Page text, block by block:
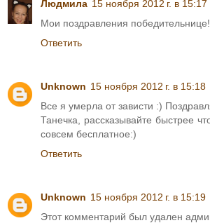
Людмила 15 ноября 2012 г. в 15:17
Мои поздравления
Ответить
Unknown 15 ноября 2012 г. в 15:18
Все я умерла от зависти :)
Танечка, рассказывайте быстрее
совсем бесплатное:)
Ответить
Unknown 15 ноября 2012 г. в 15:19
Этот комментарий был удален